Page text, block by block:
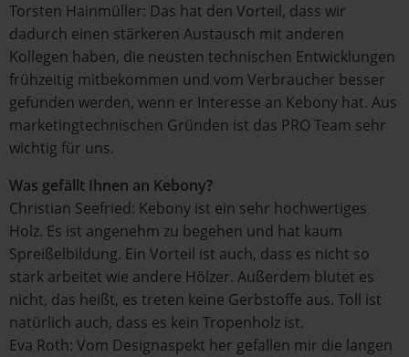
Torsten Hainmüller: Das hat den Vorteil, dass wir
dadurch einen stärkeren Austausch mit anderen
Kollegen haben, die neusten technischen Entwicklungen
frühzeitig mitbekommen und vom Verbraucher besser
gefunden werden, wenn er Interesse an Kebony hat. Aus
marketingtechnischen Gründen ist das PRO Team sehr
wichtig für uns.
Was gefällt Ihnen an Kebony?
Christian Seefried: Kebony ist ein sehr hochwertiges
Holz. Es ist angenehm zu begehen und hat kaum
Spreißelbildung. Ein Vorteil ist auch, dass es nicht so
stark arbeitet wie andere Hölzer. Außerdem blutet es
nicht, das heißt, es treten keine Gerbstoffe aus. Toll ist
natürlich auch, dass es kein Tropenholz ist.
Eva Roth: Vom Designaspekt her gefallen mir die langen